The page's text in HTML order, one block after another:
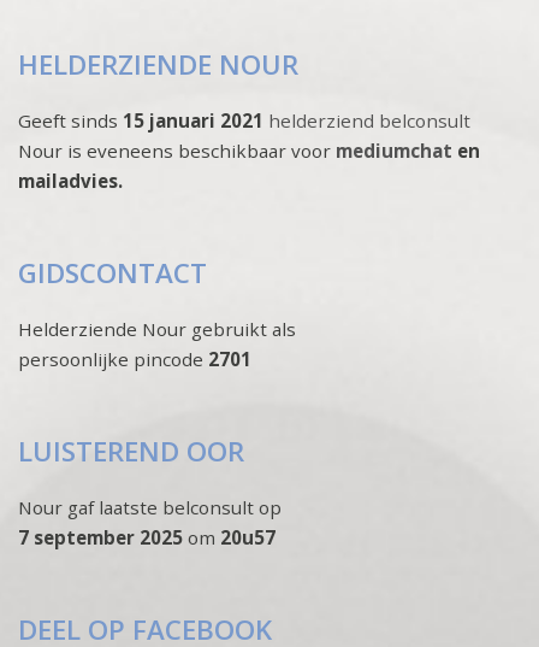
HELDERZIENDE NOUR
Geeft sinds 15 januari 2021 helderziend belconsult
Nour is eveneens beschikbaar voor mediumchat en
mailadvies.
GIDSCONTACT
Helderziende Nour gebruikt als
persoonlijke pincode 2701
LUISTEREND OOR
Nour gaf laatste belconsult op
7 september 2025 om 20u57
DEEL OP FACEBOOK